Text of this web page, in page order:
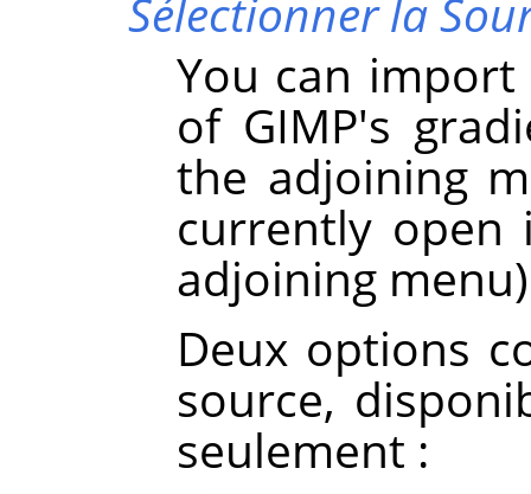
Sélectionner la
You can
of GIMP's
the adjoining
currently open
adjoining
Deux options
source,
seulement :